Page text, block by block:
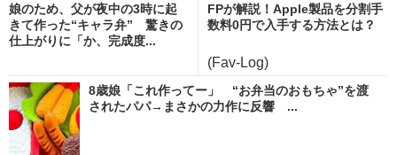
娘のため、父が夜中の3時に起
きて作った“キャラ弁” 驚きの
仕上がりに「か、完成度...
FPが解説！Apple製品を分割手
数料0円で入手する方法とは？
(Fav-Log)
8歳娘「これ作ってー」 “お弁当のおもちゃ”を渡
されたパパ→まさかの力作に反響 ...